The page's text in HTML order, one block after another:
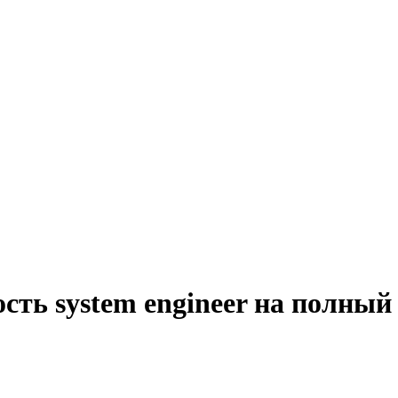
system engineer на полный